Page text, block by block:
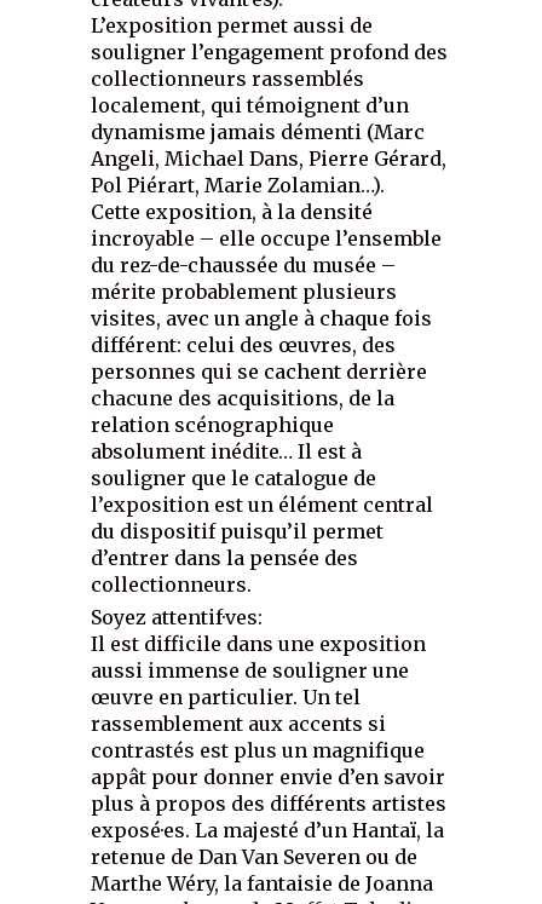
L’exposition permet aussi de
souligner l’engagement profond des
collectionneurs rassemblés
localement, qui témoignent d’un
dynamisme jamais démenti (Marc
Angeli, Michael Dans, Pierre Gérard,
Pol Piérart, Marie Zolamian…).
Cette exposition, à la densité
incroyable – elle occupe l’ensemble
du rez-de-chaussée du musée –
mérite probablement plusieurs
visites, avec un angle à chaque fois
différent: celui des œuvres, des
personnes qui se cachent derrière
chacune des acquisitions, de la
relation scénographique
absolument inédite… Il est à
souligner que le catalogue de
l’exposition est un élément central
du dispositif puisqu’il permet
d’entrer dans la pensée des
collectionneurs.
Soyez attentif·ves:
Il est difficile dans une exposition
aussi immense de souligner une
œuvre en particulier. Un tel
rassemblement aux accents si
contrastés est plus un magnifique
appât pour donner envie d’en savoir
plus à propos des différents artistes
exposé·es. La majesté d’un Hantaï, la
retenue de Dan Van Severen ou de
Marthe Wéry, la fantaisie de Joanna